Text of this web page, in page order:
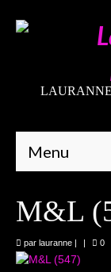
Menu
Mariages
M&L
par lauranne | | 0